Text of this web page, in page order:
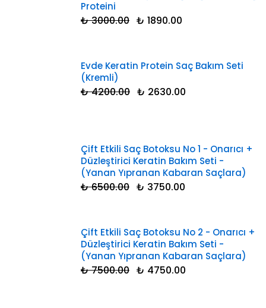
Proteini
₺ 3000.00 ₺ 1890.00
Evde Keratin Protein Saç Bakım Seti
(Kremli)
₺ 4200.00 ₺ 2630.00
Çift Etkili Saç Botoksu No 1 - Onarıcı +
Düzleştirici Keratin Bakım Seti -
(Yanan Yıpranan Kabaran Saçlara)
₺ 6500.00 ₺ 3750.00
Çift Etkili Saç Botoksu No 2 - Onarıcı +
Düzleştirici Keratin Bakım Seti -
(Yanan Yıpranan Kabaran Saçlara)
₺ 7500.00 ₺ 4750.00